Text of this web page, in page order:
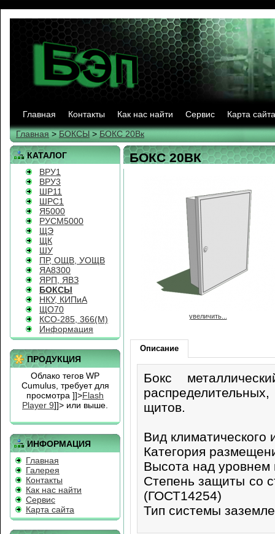
Главная Контакты Как нас найти Сервис
Карта сайта
Главная > БОКСЫ> БОКС 20Вк
КАТАЛОГ
ВРУ1
ВРУ3
ШР11
ШРС1
Я5000
РУСМ5000
ЩЭ
ЩК
ШУ
ПР, ОЩВ, УОЩВ
ЯА8300
ЯРП, ЯВЗ
БОКСЫ
НКУ, КИПиА
ЩО70
КСО-285, 366(М)
Информация
ПРОДУКЦИЯ
Облако тегов WP
Cumulus, требует для
просмотра ]]>Flash
Player 9]]> или выше.
ИНФОРМАЦИЯ
Главная
Галерея
Контакты
Как нас найти
Сервис
Карта сайта
БОКС 20ВК
увеличить...
Описание
Бокс
щитов.
Вид
Категория
Высота над
Степень защиты со
(ГОСТ14254)
Тип системы